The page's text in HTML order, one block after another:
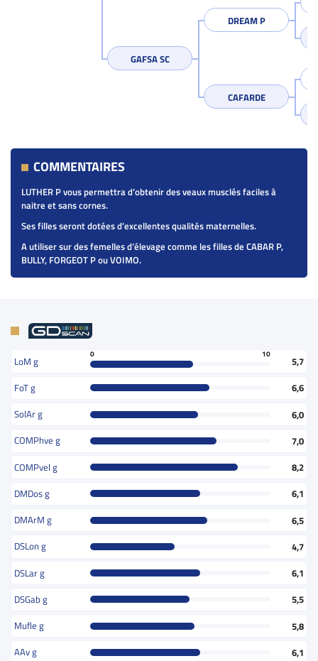
GAFSA SC
DREAM P
CAFARDE
COMMENTAIRES
LUTHER P vous permettra d’obtenir des veaux musclés faciles à
naitre et sans cornes.
Ses filles seront dotées d’excellentes qualités maternelles.
A utiliser sur des femelles d’élevage comme les filles de CABAR P,
BULLY, FORGEOT P ou VOIMO.
LoM g
0 10
5,7
FoT g
6,6
SolAr g
6,0
COMPhve g
7,0
COMPvel g
8,2
DMDos g
6,1
DMArM g
6,5
DSLon g
4,7
DSLar g
6,1
DSGab g
5,5
Mufle g
5,8
AAv g
6,1